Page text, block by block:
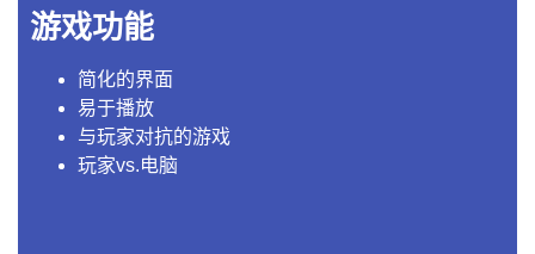
游戏功能
简化的界面
易于播放
与玩家对抗的游戏
玩家vs.电脑